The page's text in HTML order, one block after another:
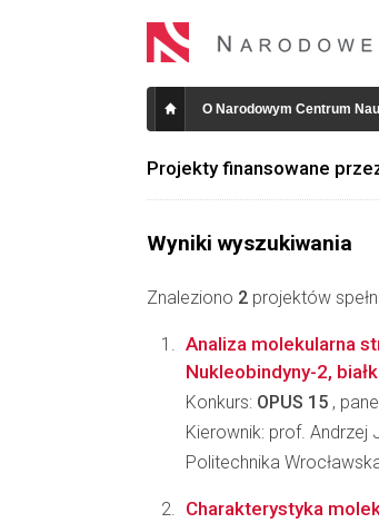
O Narodowym Centrum
Projekty finansowane
Wyniki wyszukiwania
Znaleziono 2 projektów
Analiza molekularna
Nukleobindyny-2,
Konkurs: OPUS 15 ,
Kierownik: prof. Andrzej
Politechnika
Charakterystyka